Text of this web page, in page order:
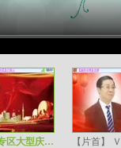
【片花】ＶＶ站庆十三周年漫步人生专区大型庆典晚会启动仪式